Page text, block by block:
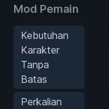
Mod Pemain
Kebutuhan
Karakter
Tanpa
Batas
Perkalian